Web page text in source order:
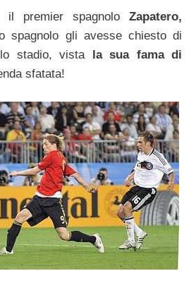
il premier spagnolo Zapatero,
spagnolo gli avesse chiesto di
stadio, vista la sua fama di
sfatata!